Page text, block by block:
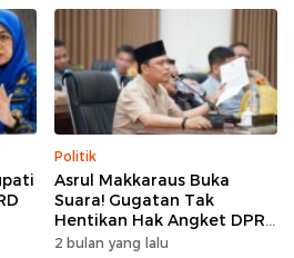
Politik
Asrul Makkaraus Buka
Suara! Gugatan Tak
Hentikan Hak Angket DPRD
Gowa
2 bulan yang lalu